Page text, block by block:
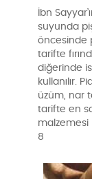
İbn
suyunda
öncesinde
tarifte
diğerinde
kullanılır.
üzüm, nar
tarifte en
malzemesi
8